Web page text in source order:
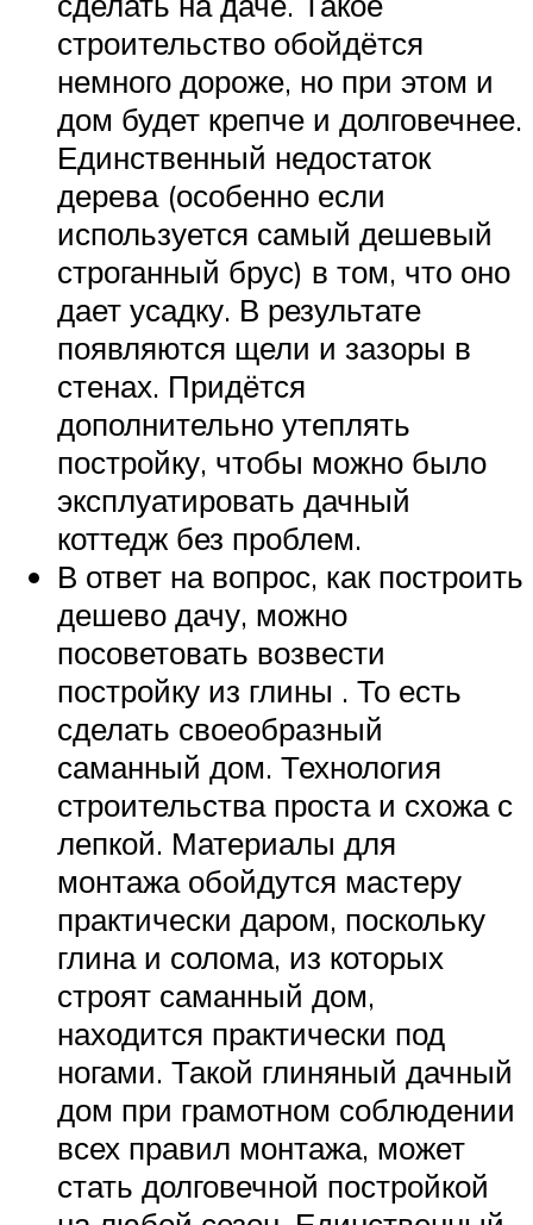
строительство обойдётся
немного дороже, но при этом и
дом будет крепче и долговечнее.
Единственный недостаток
дерева (особенно если
используется самый дешевый
строганный брус) в том, что оно
дает усадку. В результате
появляются щели и зазоры в
стенах. Придётся
дополнительно утеплять
постройку, чтобы можно было
эксплуатировать дачный
коттедж без проблем.
В ответ на вопрос, как построить
дешево дачу, можно
посоветовать возвести
постройку из глины . То есть
сделать своеобразный
саманный дом. Технология
строительства проста и схожа с
лепкой. Материалы для
монтажа обойдутся мастеру
практически даром, поскольку
глина и солома, из которых
строят саманный дом,
находится практически под
ногами. Такой глиняный дачный
дом при грамотном соблюдении
всех правил монтажа, может
стать долговечной постройкой